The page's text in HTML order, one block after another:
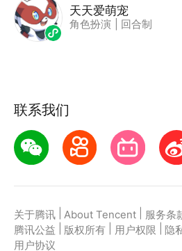
天天爱萌宠
角色扮演 回合制
联系我们
关于腾讯 About Tencent 服务条
腾讯公益
版权所有 用户权限 隐
用户协议